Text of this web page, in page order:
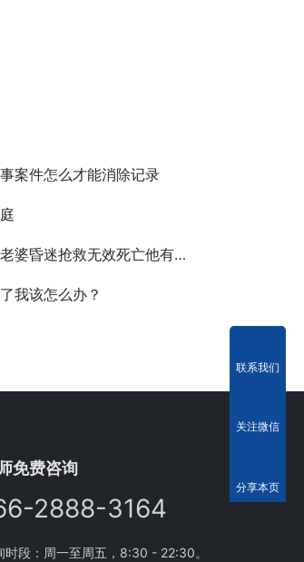
案件怎么才能消除记录
昏迷抢救无效死亡他有责任吗
我该怎么办？
免费咨询
2888-3164
时段：周一至周五，8:30 - 22:30。
联系我们
关注微信
分享本页